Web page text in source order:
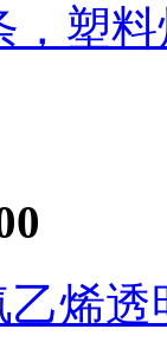
，塑
烯透